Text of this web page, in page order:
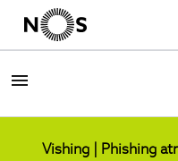
Vishing | Phishing